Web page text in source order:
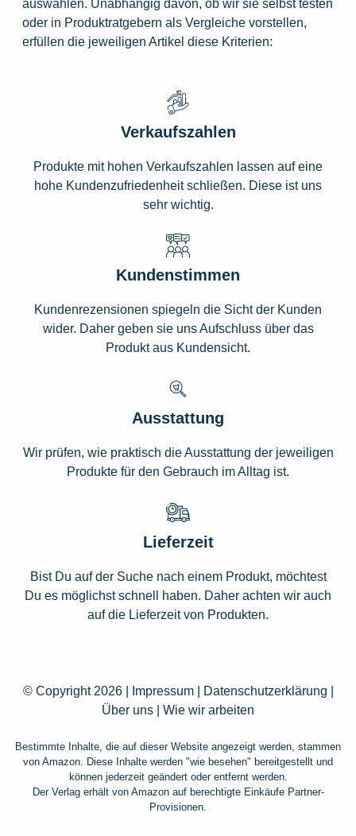
auswählen. Unabhängig davon, ob wir sie selbst testen
oder in Produktratgebern als Vergleiche vorstellen,
erfüllen die jeweiligen Artikel diese Kriterien:
Verkaufszahlen
Produkte mit hohen Verkaufszahlen lassen auf eine
hohe Kundenzufriedenheit schließen. Diese ist uns
sehr wichtig.
Kundenstimmen
Kundenrezensionen spiegeln die Sicht der Kunden
wider. Daher geben sie uns Aufschluss über das
Produkt aus Kundensicht.
Ausstattung
Wir prüfen, wie praktisch die Ausstattung der jeweiligen
Produkte für den Gebrauch im Alltag ist.
Lieferzeit
Bist Du auf der Suche nach einem Produkt, möchtest
Du es möglichst schnell haben. Daher achten wir auch
auf die Lieferzeit von Produkten.
© Copyright 2026 | Impressum| Datenschutzerklärung
Über uns
Wie wir arbeiten
Bestimmte Inhalte, die auf dieser Website angezeigt werden, stammen
von Amazon. Diese Inhalte werden "wie besehen" bereitgestellt und
können jederzeit geändert oder entfernt werden.
Der Verlag erhält von Amazon auf berechtigte Einkäufe Partner-
Provisionen.